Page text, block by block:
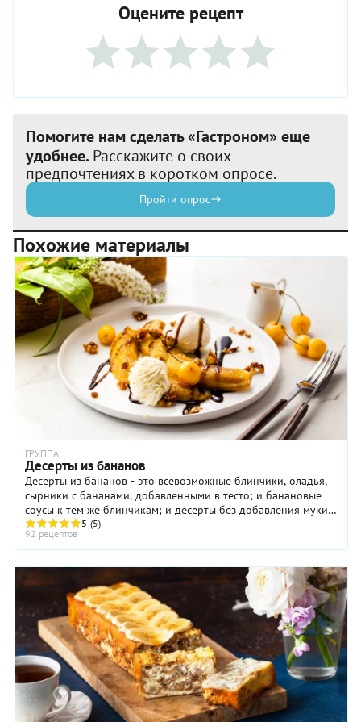
Оцените рецепт
Помогите нам сделать «Гастроном» еще
удобнее. Расскажите о своих
предпочтениях в коротком опросе.
Пройти опрос
Похожие материалы
ГРУППА
Десерты из бананов
Десерты из бананов - это всевозможные блинчики, оладья,
сырники с бананами, добавленными в тесто; и банановые
соусы к тем же блинчикам; и десерты без добавления муки
– муссы, кремы, да и просто бананы ...
5 (5)
92 рецептов